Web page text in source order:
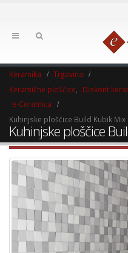
Keramika
Trgovina
Keramične ploščice
Diskont
e-Ceramica
Kuhinjske ploščice Build Kubik Mix
Kuhinjske ploščice